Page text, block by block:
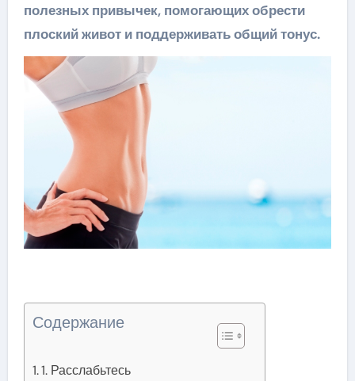
полезных привычек, помогающих обрести
плоский живот и поддерживать общий тонус.
Содержание
1. Расслабьтесь